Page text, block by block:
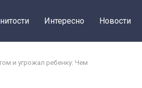
Интересно Новости
и угрожал ребенку: Чем